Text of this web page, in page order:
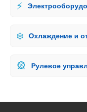
⚡
❄️ Охлаждение и
🎡 Рулевое